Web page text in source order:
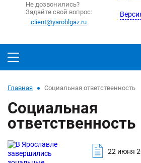
Не дозвонились?
Задайте свой вопрос:
client@yaroblgaz.ru
Главная Социальная ответственность
Социальная
ответственность
22 июня